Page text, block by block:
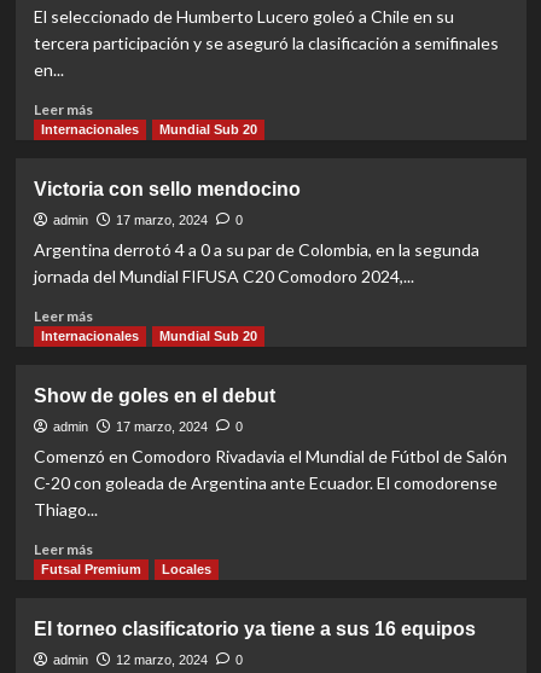
espera
en
El seleccionado de Humberto Lucero goleó a Chile en su
tercera participación y se aseguró la clasificación a semifinales
en...
Leer másRead
more
y
pase
asegurado
Internacionales Mundial Sub 20
Victoria con sello mendocino
admin 17 marzo, 2024 0
Argentina derrotó 4 a 0 a su par de Colombia, en la segunda
jornada del Mundial FIFUSA C20 Comodoro 2024,...
Leer másRead
more
con
sello
mendocino
Internacionales Mundial Sub 20
Show de goles en el debut
admin 17 marzo, 2024 0
Comenzó en Comodoro Rivadavia el Mundial de Fútbol de Salón
C-20 con goleada de Argentina ante Ecuador. El comodorense
Thiago...
Leer másRead
more
de
goles
Futsal Premium Locales
El torneo clasificatorio ya tiene a sus 16 equipos
admin 12 marzo, 2024 0